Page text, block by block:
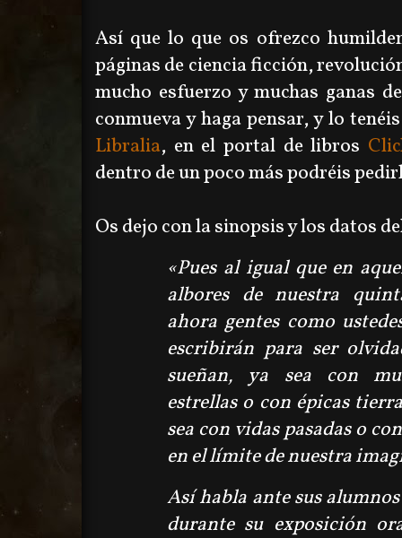
Así que lo que os ofrezco
páginas de ciencia ficción,
mucho esfuerzo y muchas ganas
conmueva y haga pensar, y lo
Libralia, en el portal de libros
dentro de un poco más podréis
Os dejo con la sinopsis y los datos
«Pues al igual que en
albores de nuestra
ahora gentes como
escribirán para ser
sueñan, ya sea con
estrellas o con épicas
sea con vidas pasadas o
en el límite de nuestra
Así habla ante sus
durante su exposición